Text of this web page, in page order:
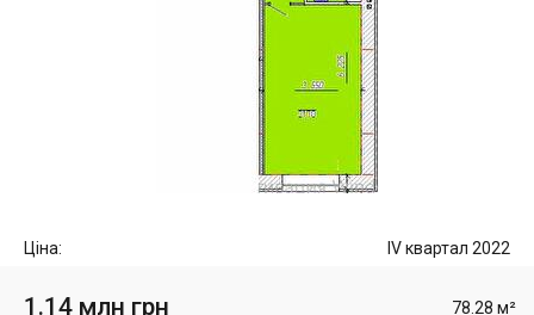
Ціна: IV квартал 2022
1.14 млн грн 78.28 м²